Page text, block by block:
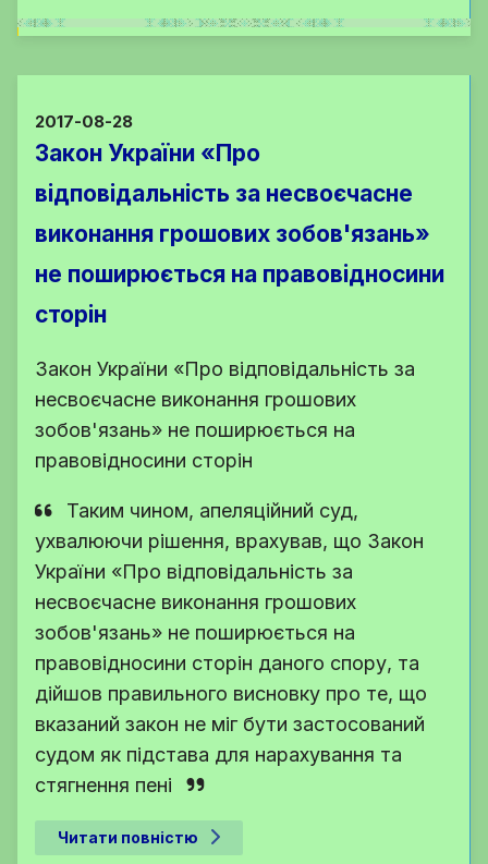
2017-08-28
Закон України «Про
відповідальність за несвоєчасне
виконання грошових зобов'язань»
не поширюється на правовідносини
сторін
Закон України «Про відповідальність за
несвоєчасне виконання грошових
зобов'язань» не поширюється на
правовідносини сторін
Таким чином, апеляційний суд,
ухвалюючи рішення, врахував, що Закон
України «Про відповідальність за
несвоєчасне виконання грошових
зобов'язань» не поширюється на
правовідносини сторін даного спору, та
дійшов правильного висновку про те, що
вказаний закон не міг бути застосований
судом як підстава для нарахування та
стягнення пені
Читати повністю